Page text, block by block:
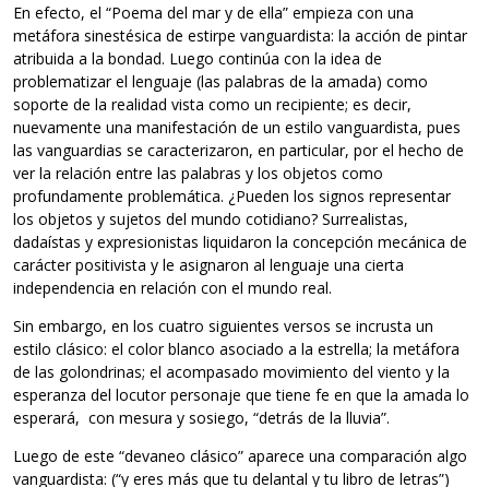
En efecto, el “Poema del mar y de ella” empieza con una
metáfora sinestésica de estirpe vanguardista: la acción de pintar
atribuida a la bondad. Luego continúa con la idea de
problematizar el lenguaje (las palabras de la amada) como
soporte de la realidad vista como un recipiente; es decir,
nuevamente una manifestación de un estilo vanguardista, pues
las vanguardias se caracterizaron, en particular, por el hecho de
ver la relación entre las palabras y los objetos como
profundamente problemática. ¿Pueden los signos representar
los objetos y sujetos del mundo cotidiano? Surrealistas,
dadaístas y expresionistas liquidaron la concepción mecánica de
carácter positivista y le asignaron al lenguaje una cierta
independencia en relación con el mundo real.
Sin embargo, en los cuatro siguientes versos se incrusta un
estilo clásico: el color blanco asociado a la estrella; la metáfora
de las golondrinas; el acompasado movimiento del viento y la
esperanza del locutor personaje que tiene fe en que la amada lo
esperará, con mesura y sosiego, “detrás de la lluvia”.
Luego de este “devaneo clásico” aparece una comparación algo
vanguardista: (“y eres más que tu delantal y tu libro de letras”)